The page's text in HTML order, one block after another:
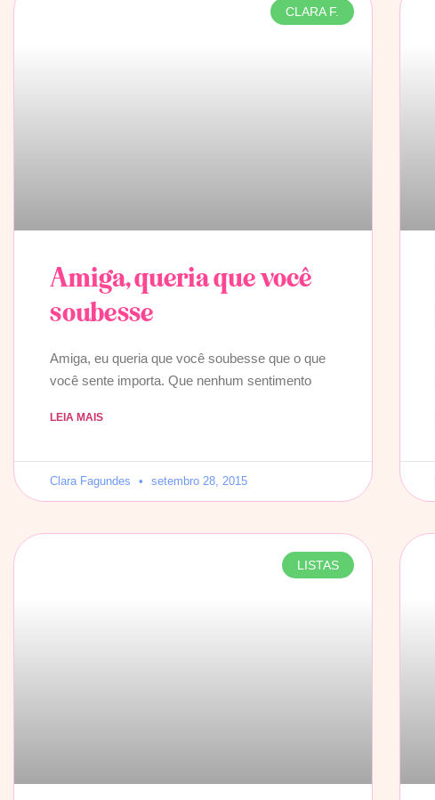
CLARA F.
Amiga, queria que você
soubesse
Amiga, eu queria que você soubesse que o que
você sente importa. Que nenhum sentimento
LEIA MAIS
Clara Fagundes setembro 28, 2015
LISTAS